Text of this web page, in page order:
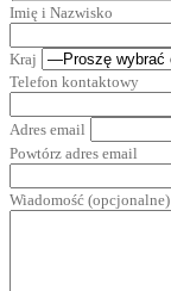
Imię i Nazwisko
Kraj
Telefon kontaktowy
Adres email
Powtórz adres email
Wiadomość (opcjonalne)